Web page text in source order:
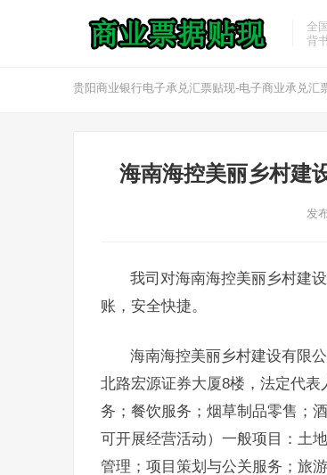
全
背
贵阳商业银行电子承兑汇票贴现-电子商业承兑汇
海南海控美丽乡村建
发
我司对海南海控美丽乡村建
账，安全快捷。
海南海控美丽乡村建设有限
北路宏源证券大厦8楼，法定代
务；餐饮服务；烟草制品零售；
可开展经营活动）一般项目：土
管理；项目策划与公关服务；旅